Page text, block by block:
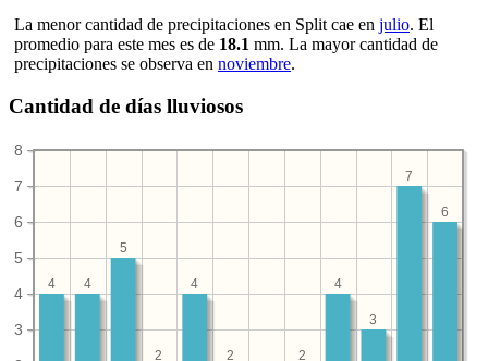
La menor cantidad de precipitaciones en Split cae en julio. El
promedio para este mes es de 18.1 mm. La mayor cantidad de
precipitaciones se observa en noviembre.
Cantidad de días lluviosos
3
4
5
6
7
8
6
7
3
4
2
2
4
2
5
4
4